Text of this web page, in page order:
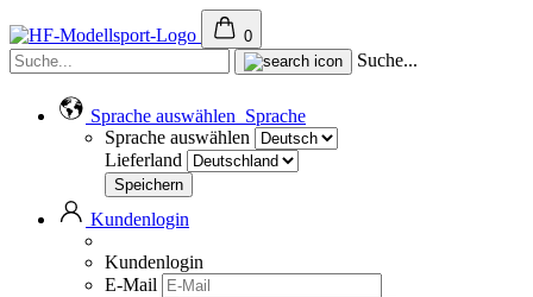
0
Suche...
Sprache auswählen Sprache
Sprache auswählen
Lieferland
Kundenlogin
Kundenlogin
E-Mail